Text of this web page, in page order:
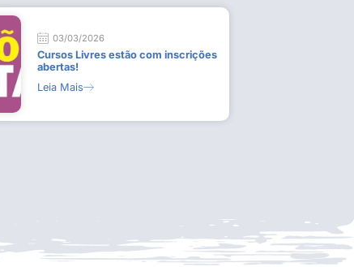
03/03/2026
Cursos Livres estão com inscrições
abertas!
Leia Mais